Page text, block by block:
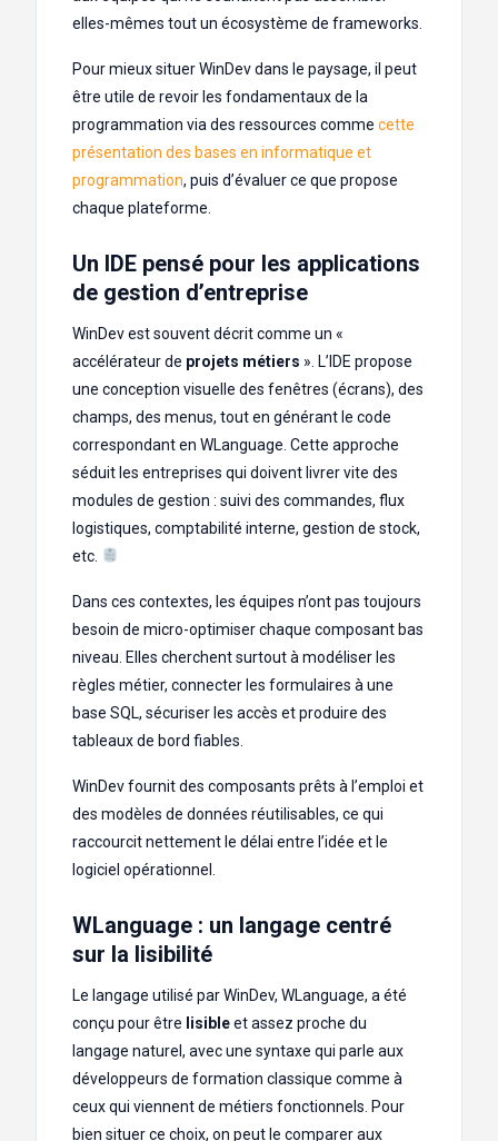
elles-mêmes tout un écosystème de frameworks.
Pour mieux situer WinDev dans le paysage, il peut
être utile de revoir les fondamentaux de la
programmation via des ressources comme cette
présentation des bases en informatique et
programmation, puis d’évaluer ce que propose
chaque plateforme.
Un IDE pensé pour les applications
de gestion d’entreprise
WinDev est souvent décrit comme un «
accélérateur de projets métiers ». L’IDE propose
une conception visuelle des fenêtres (écrans), des
champs, des menus, tout en générant le code
correspondant en WLanguage. Cette approche
séduit les entreprises qui doivent livrer vite des
modules de gestion : suivi des commandes, flux
logistiques, comptabilité interne, gestion de stock,
etc.
Dans ces contextes, les équipes n’ont pas toujours
besoin de micro-optimiser chaque composant bas
niveau. Elles cherchent surtout à modéliser les
règles métier, connecter les formulaires à une
base SQL, sécuriser les accès et produire des
tableaux de bord fiables.
WinDev fournit des composants prêts à l’emploi et
des modèles de données réutilisables, ce qui
raccourcit nettement le délai entre l’idée et le
logiciel opérationnel.
WLanguage : un langage centré
sur la lisibilité
Le langage utilisé par WinDev, WLanguage, a été
conçu pour être lisibleet assez proche du
langage naturel, avec une syntaxe qui parle aux
développeurs de formation classique comme à
ceux qui viennent de métiers fonctionnels. Pour
bien situer ce choix, on peut le comparer aux